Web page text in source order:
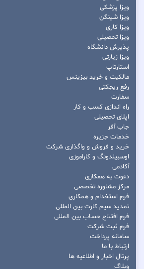
ویزا پزشکی
ویزا شینگن
ویزا کاری
ویزا تحصیلی
پذیرش دانشگاه
ویزا زیارتی
استارتاپ
مالکیت و خرید بیزینس
رفع ریجکتی
سفارت
راه اندازی کسب و کار
اپلای تحصیلی
جاب آفر
خدمات جزیره
خرید و فروش و واگذاری شرکت
اوسبیلدونگ و کاراموزی
آکادمی
دعوت به همکاری
مرکز مشاوره تخصصی
فرم استخدام و همکاری
تمدید سیم کارت بین المللی
فرم افتتاح حساب بین المللی
فرم ثبت شرکت
سامانه پرداخت
ارتباط با ما
پرتال اخبار و اطلاعیه ها
وبلاگ